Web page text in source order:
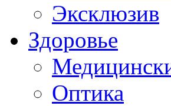
Эксклюзив
Здоровье
Оптика